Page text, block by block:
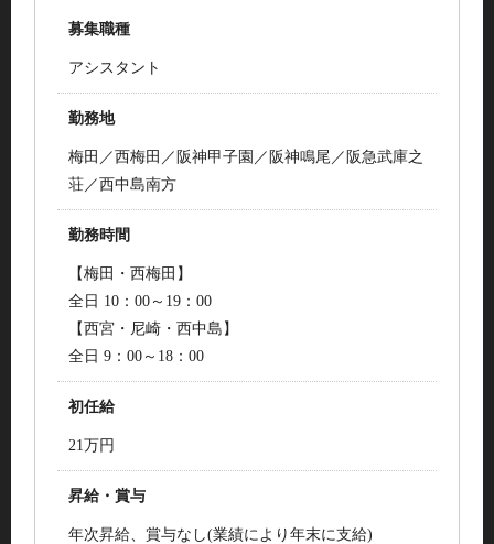
募集職種
アシスタント
勤務地
梅田／西梅田／阪神甲子園／阪神鳴尾／阪急武庫之
荘／西中島南方
勤務時間
【梅田・西梅田】
全日 10：00～19：00
【西宮・尼崎・西中島】
全日 9：00～18：00
初任給
21万円
昇給・賞与
年次昇給、賞与なし(業績により年末に支給)